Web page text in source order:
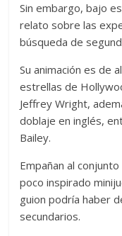
Sin embargo, bajo
relato sobre las
búsqueda de
Su animación es de
estrellas de
Jeffrey Wright,
doblaje en inglés,
Bailey.
Empañan al
poco inspirado
guion podría haber
secundarios.